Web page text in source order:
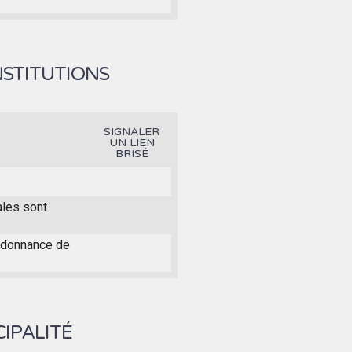
SIGNALER
UN LIEN
BRISÉ
sont
de